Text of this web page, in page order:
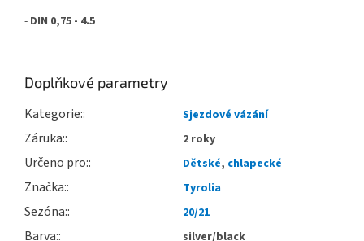
- DIN 0,75 - 4.5
Doplňkové parametry
Kategorie: Sjezdové vázání
Záruka: 2 roky
Určeno pro: Dětské, chlapecké
Značka: Tyrolia
Sezóna: 20/21
Barva: silver/black